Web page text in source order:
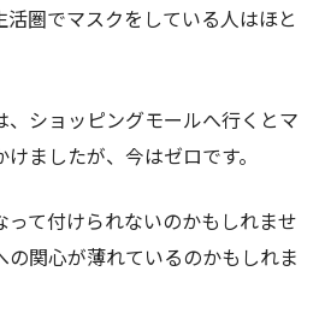
圏でマスクをしている人はほと
ショッピングモールへ行くとマ
ましたが、今はゼロです。
て付けられないのかもしれませ
関心が薄れているのかもしれま